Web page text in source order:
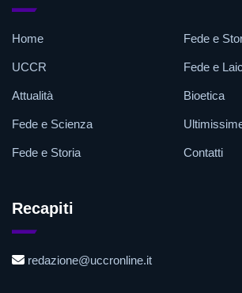
Home
UCCR
Attualità
Fede e Scienza
Fede e Storia
Fede e
Fede e
Bioetica
Contatti
Recapiti
redazione@uccronline.it